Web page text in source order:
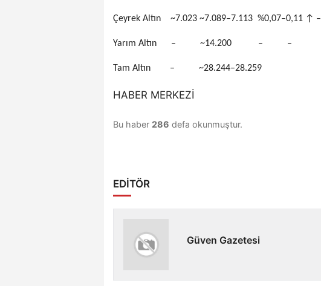
Çeyrek Altın ~7.023 ~7.089–7.113 %0,07–0,11 ↑ –
Yarım Altın – ~14.200 – –
Tam Altın – ~28.244–28.259
HABER MERKEZİ
Bu haber 286 defa okunmuştur.
EDİTÖR
Güven Gazetesi